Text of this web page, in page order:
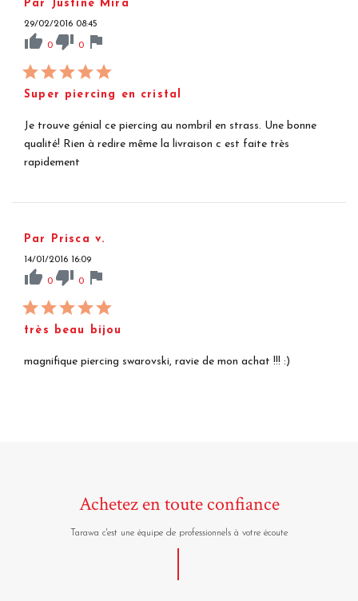
Par Justine Mira
29/02/2016 08:45
thumb_up 0 thumb_down 0 flag
Super piercing en cristal
Je trouve génial ce piercing au nombril en strass. Une bonne
qualité! Rien à redire même la livraison c est faite très
rapidement
Par Prisca v.
14/01/2016 16:09
thumb_up 0 thumb_down 0 flag
très beau bijou
magnifique piercing swarovski, ravie de mon achat !!! :)
Achetez en toute confiance
Tarawa c'est une équipe de professionnels à votre écoute